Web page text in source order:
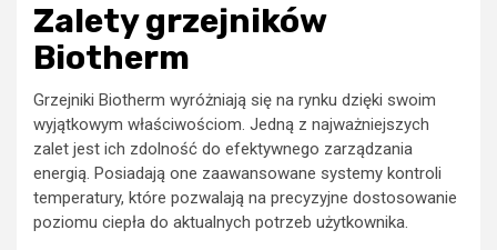
Zalety grzejników
Biotherm
Grzejniki Biotherm wyróżniają się na rynku dzięki swoim
wyjątkowym właściwościom. Jedną z najważniejszych
zalet jest ich zdolność do efektywnego zarządzania
energią. Posiadają one zaawansowane systemy kontroli
temperatury, które pozwalają na precyzyjne dostosowanie
poziomu ciepła do aktualnych potrzeb użytkownika.